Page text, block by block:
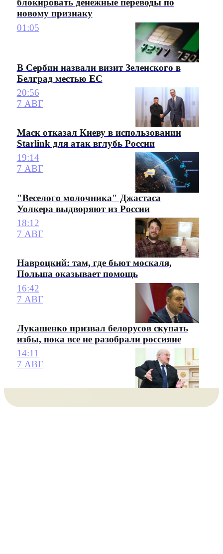
блокировать денежные переводы по
новому признаку
01:05
В Сербии назвали визит Зеленского в
Белград местью ЕС
20:56
7 АВГ
Маск отказал Киеву в использовании
Starlink для атак вглубь России
19:14
7 АВГ
"Веселого молочника" Джастаса
Уолкера выдворяют из России
18:12
7 АВГ
Навроцкий: там, где бьют москаля,
Польша оказывает помощь
16:42
7 АВГ
Лукашенко призвал белорусов скупать
избы, пока все не разобрали россияне
14:11
7 АВГ